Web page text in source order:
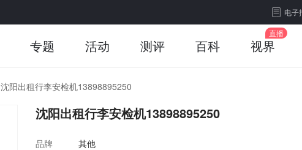
电子
专题 活动 测评 百科 视界
沈阳出租行李安检机13898895250
沈阳出租行李安检机13898895250
品牌
其他